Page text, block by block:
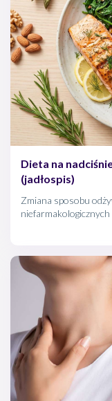
Dieta na
(jadłospis)
Zmiana sposobu
niefarmakologicznych
pacjent staje przed
udokumentowanym
DASH. Równie
śródziemnomorska.